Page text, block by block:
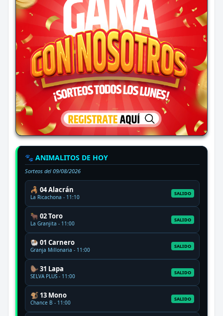
🐾 ANIMALITOS DE HOY
Sorteos del 09/08/2026
🦂 04 Alacrán
La Ricachona - 11:10
SALIDO
🐂 02 Toro
La Granjita - 11:00
SALIDO
🐏 01 Carnero
Granja Millonaria - 11:00
SALIDO
🦫 31 Lapa
SELVA PLUS - 11:00
SALIDO
🐒 13 Mono
Chance B - 11:00
SALIDO